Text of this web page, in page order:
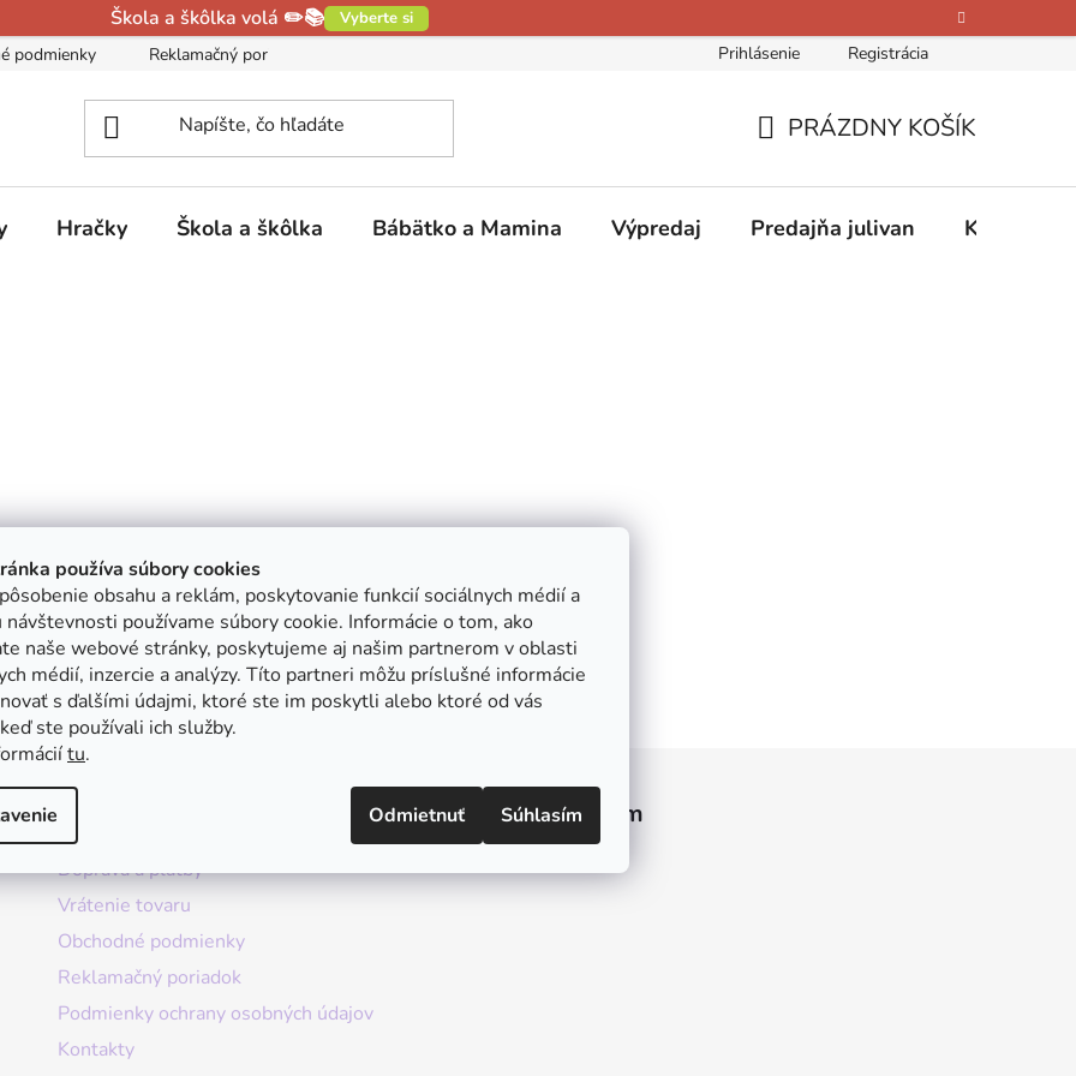
používa súbory cookies
obsahu a reklám, poskytovanie funkcií sociálnych médií a
návštevnosti používame súbory cookie. Informácie o tom, ako
naše webové stránky, poskytujeme aj našim partnerom v oblasti
médií, inzercie a analýzy. Títo partneri môžu príslušné informácie
s ďalšími údajmi, ktoré ste im poskytli alebo ktoré od vás
ste používali ich služby.
tu.
Odmietnuť Súhlasím
Škola a škôlka volá ✏️📚 Vyberte si
podmienky Reklamačný poriadok Kontakty O nás Hodnotenie obchodu
Prihlásenie Registrácia
KOŠÍK
PRÁZDNY KOŠÍK
Hračky Škola a škôlka Bábätko a Mamina Výpredaj Predajňa julivan Kontakty
Doprava a platby
Vrátenie tovaru
Obchodné podmienky
Reklamačný poriadok
Podmienky ochrany osobných údajov
Kontakty
Instagram